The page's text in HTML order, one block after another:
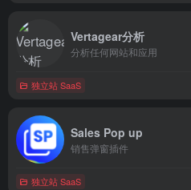
Vertagear分析
分析任何网站和应用
独立站 SaaS
Sales Pop up
销售弹窗插件
独立站 SaaS